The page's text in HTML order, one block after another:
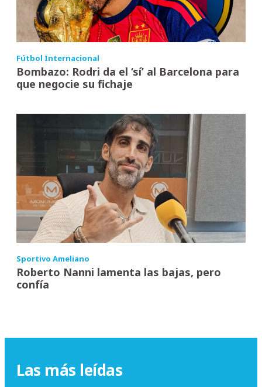
Fútbol Internacional
Bombazo: Rodri da el ‘sí’ al Barcelona para
que negocie su fichaje
Sportivo Ameliano
Roberto Nanni lamenta las bajas, pero
confía
Las más leídas